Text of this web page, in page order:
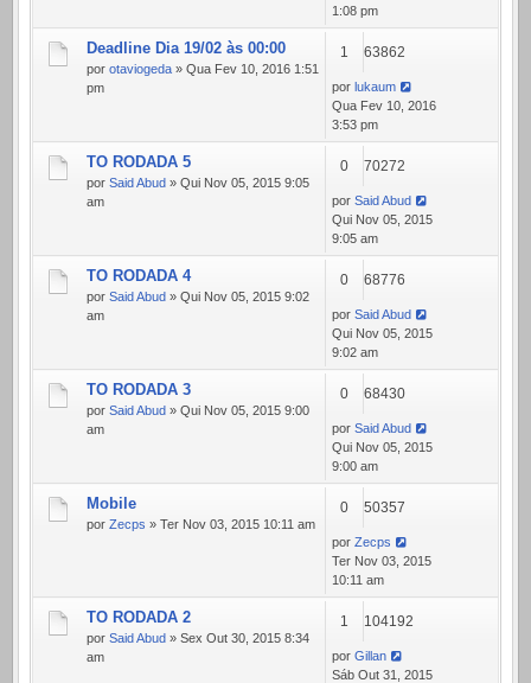
1:08 pm
Deadline Dia 19/02 às 00:00
por otaviogeda » Qua Fev 10, 2016 1:51
pm
1 63862
por lukaum
Qua Fev 10, 2016
3:53 pm
TO RODADA 5
por Said Abud » Qui Nov 05, 2015 9:05
am
0 70272
por Said Abud
Qui Nov 05, 2015
9:05 am
TO RODADA 4
por Said Abud » Qui Nov 05, 2015 9:02
am
0 68776
por Said Abud
Qui Nov 05, 2015
9:02 am
TO RODADA 3
por Said Abud » Qui Nov 05, 2015 9:00
am
0 68430
por Said Abud
Qui Nov 05, 2015
9:00 am
Mobile
por Zecps » Ter Nov 03, 2015 10:11 am
0 50357
por Zecps
Ter Nov 03, 2015
10:11 am
TO RODADA 2
por Said Abud » Sex Out 30, 2015 8:34
am
1 104192
por Gillan
Sáb Out 31, 2015